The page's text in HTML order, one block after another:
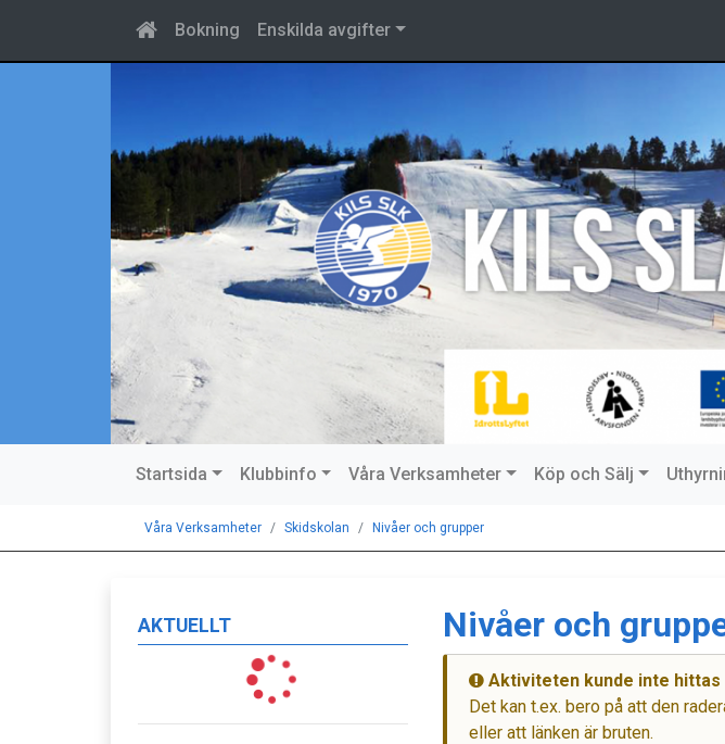
Bokning Enskilda avgifter
Startsida Klubbinfo Våra Verksamheter Köp och Sälj
Våra Verksamheter Skidskolan Nivåer och grupper
AKTUELLT Nivåer och
Aktiviteten kunde inte hittas
Det kan t.ex. bero på att den
eller att länken är bruten.